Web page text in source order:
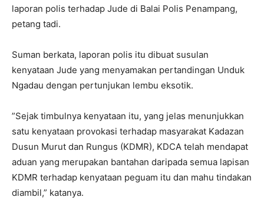
laporan polis terhadap Jude di Balai Polis Penampang,
petang tadi.
Suman berkata, laporan polis itu dibuat susulan
kenyataan Jude yang menyamakan pertandingan Unduk
Ngadau dengan pertunjukan lembu eksotik.
”Sejak timbulnya kenyataan itu, yang jelas menunjukkan
satu kenyataan provokasi terhadap masyarakat Kadazan
Dusun Murut dan Rungus (KDMR), KDCA telah mendapat
aduan yang merupakan bantahan daripada semua lapisan
KDMR terhadap kenyataan peguam itu dan mahu tindakan
diambil,” katanya.